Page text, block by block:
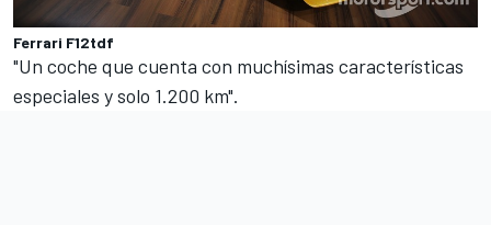
Ferrari F12tdf
"Un coche que cuenta con muchísimas características
especiales y solo 1.200 km".